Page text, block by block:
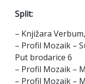
Split:
– Knjižara
– Profil Mozaik –
Put brodarice 6
– Profil Mozaik –
– Profil Mozaik –